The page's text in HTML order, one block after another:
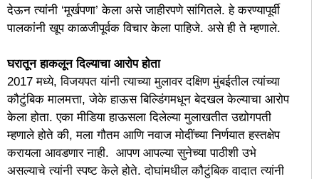
देऊन त्यांनी ‘मूर्खपणा’ केला असे जाहीरपणे सांगितले. हे करण्यापूर्वी
पालकांनी खूप काळजीपूर्वक विचार केला पाहिजे. असे ही ते म्हणाले.
घरातून हाकलून दिल्याचा आरोप होता
2017 मध्ये, विजयपत यांनी त्याच्या मुलावर दक्षिण मुंबईतील त्यांच्या
कौटुंबिक मालमत्ता, जेके हाऊस बिल्डिंगमधून बेदखल केल्याचा आरोप
केला होता. एका मीडिया हाऊसला दिलेल्या मुलाखतीत उद्योगपती
म्हणाले होते की, मला गौतम आणि नवाज मोदींच्या निर्णयात हस्तक्षेप
करायला आवडणार नाही. आपण आपल्या सुनेच्या पाठीशी उभे
असल्याचे त्यांनी स्पष्ट केले होते. दोघांमधील कौटुंबिक वादात त्यांनी